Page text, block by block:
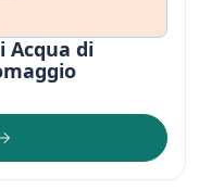
Acqua di